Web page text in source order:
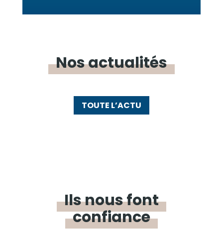
Nosactualités
TOUTE L’ACTU
Ils nous font
confiance